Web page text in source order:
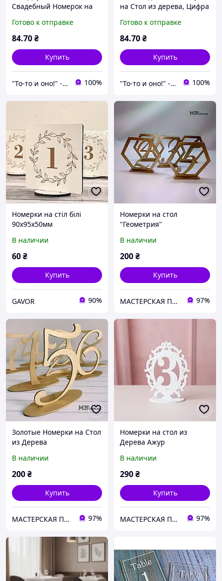
Свадебный Номерок на
размер 17х9 см
Готово к отправке
84.70₴
Купить
"То-то и оно!" - Мультимаркет праздника 100%
на Стол из дерева, Цифра
Готово к отправке
84.70₴
Купить
"То-то и оно!" - Мультимаркет праздника 100%
Номерки на стіл білі
90х95x50мм
В наличии
60₴
Купить
GAVOR 90%
Номерки на стол
"Геометрия"
В наличии
200₴
Купить
МАСТЕРСКАЯ ПОДАРКОВ 97%
Золотые Номерки на Стол
из Дерева
В наличии
200₴
Купить
МАСТЕРСКАЯ ПОДАРКОВ 97%
Номерки на стол из
Дерева Ажур
В наличии
290₴
Купить
МАСТЕРСКАЯ ПОДАРКОВ 97%